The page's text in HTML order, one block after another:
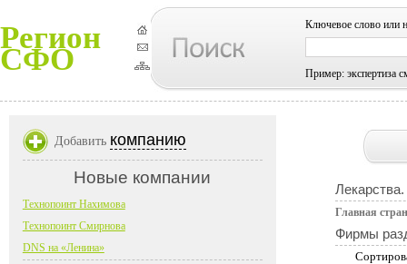
Регион
СФО
Ключевое слово или
Пример: экспертиза
Главная
Фирмы
Добавить компанию
Новые компании
Технопоинт Нахимова
Технопоинт Смирнова
DNS на «Ленина»